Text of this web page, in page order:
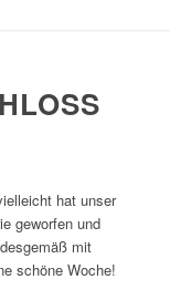
hat unser
geworfen und
mit
schöne Woche!